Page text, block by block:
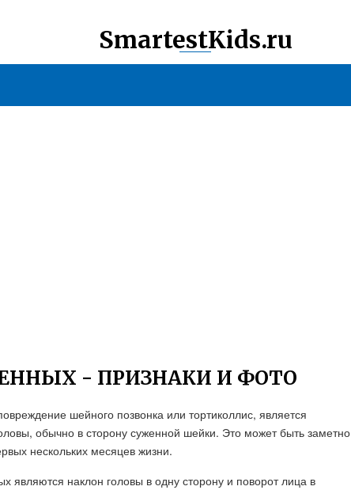
SmartestKids.ru
- ПРИЗНАКИ И ФОТО
шейного позвонка или тортиколлис, является
обычно в сторону суженной шейки. Это может быть заметно
нескольких месяцев жизни.
наклон головы в одну сторону и поворот лица в